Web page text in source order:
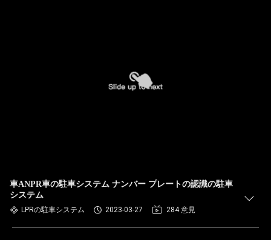
車ANPR車の駐車システム ナンバー プレートの認識の駐車
システム
LPRの駐車システム 2023-03-27 284 意見